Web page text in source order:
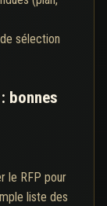
sélection
bonnes
le RFP pour
liste des